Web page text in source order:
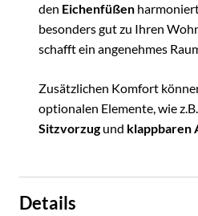
den Eichenfüßen
besonders gut zu Ihren
schafft ein angenehmes
Zusätzlichen Komfort
optionalen Elemente, wie
Sitzvorzugund klappbaren
Details